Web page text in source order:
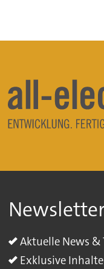
Newsletter
Aktuelle News &
Exklusive Inhalte